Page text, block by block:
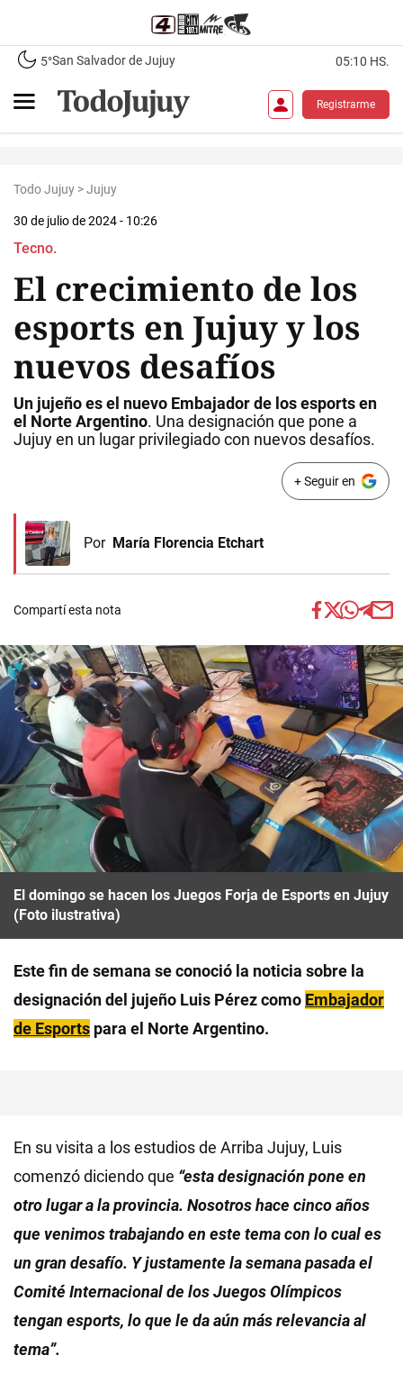
5°San Salvador de Jujuy 05:10 HS.
Registrarme
Todo Jujuy >Jujuy
30 de julio de 2024 - 10:26
Tecno.
El crecimiento de los
esports en Jujuy y los
nuevos desafíos
Un jujeño es el nuevo Embajador de los esports en
el Norte Argentino. Una designación que pone a
Jujuy en un lugar privilegiado con nuevos desafíos.
+ Seguir en
Por María Florencia Etchart
Compartí esta nota
El domingo se hacen los Juegos Forja de Esports en Jujuy
(Foto ilustrativa)
Este fin de semana se conoció la noticia sobre la
designación del jujeño Luis Pérez como Embajador
de Esports para el Norte Argentino.
En su visita a los estudios de Arriba Jujuy, Luis
comenzó diciendo que “esta designación pone en
otro lugar a la provincia. Nosotros hace cinco años
que venimos trabajando en este tema con lo cual es
un gran desafío. Y justamente la semana pasada el
Comité Internacional de los Juegos Olímpicos
tengan esports, lo que le da aún más relevancia al
tema”.